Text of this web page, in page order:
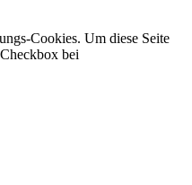
Cookies. Um diese Seite
bei